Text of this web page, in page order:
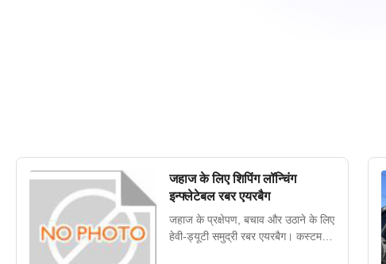
जहाज के लिए शिपिंग लॉन्चिंग
इन्फ्लेटेबल रबर एयरबैग
जहाज के प्रक्षेपण, बचाव और उठाने के लिए
हेवी-ड्यूटी समुद्री रबर एयरबैग। कस्टम